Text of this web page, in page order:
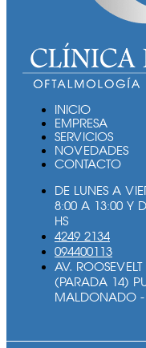
INICIO
EMPRESA
SERVICIOS
NOVEDADES
CONTACTO
DE LUNES A
8:00 A 13:00 Y
HS
4249 2134
094400113
AV.
(PARADA 14)
MALDONADO -